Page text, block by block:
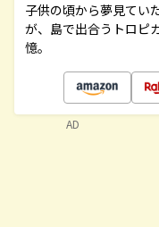
子供の頃から夢見てい
が、島で出合うトロピ
憶。
AD